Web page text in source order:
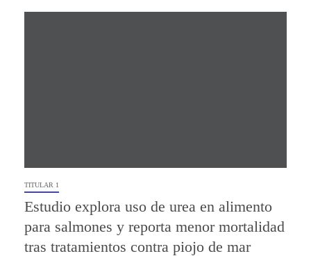
TITULAR 1
Estudio explora uso de urea en alimento
para salmones y reporta menor mortalidad
tras tratamientos contra piojo de mar